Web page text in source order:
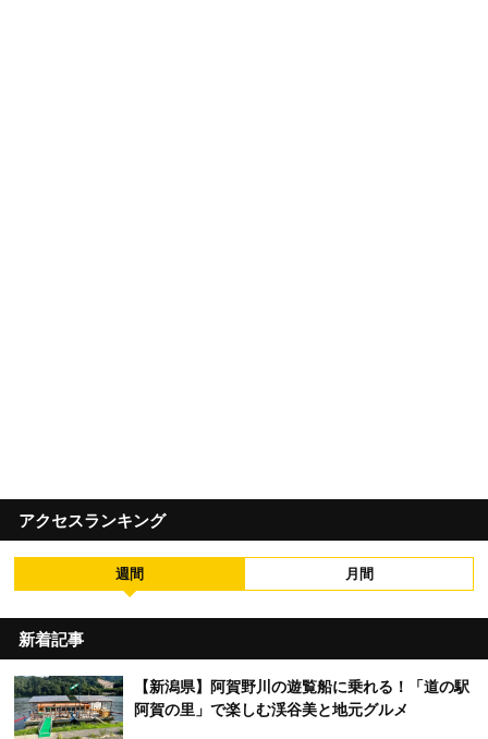
アクセスランキング
週間 月間
新着記事
【新潟県】阿賀野川の遊覧船に乗れる！「道の駅
阿賀の里」で楽しむ渓谷美と地元グルメ